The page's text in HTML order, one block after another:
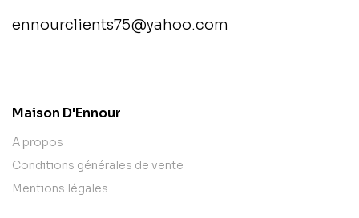
ennourclients75@yahoo.com
Maison D'Ennour
A propos
Conditions générales de vente
Mentions légales